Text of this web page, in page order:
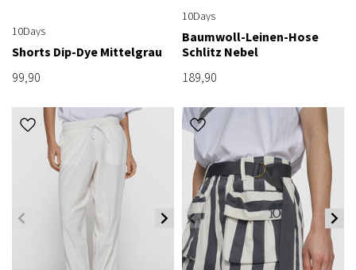
10Days
Shorts Dip-Dye Mittelgrau
99,90
10Days
Baumwoll-Leinen-Hose
Schlitz Nebel
189,90